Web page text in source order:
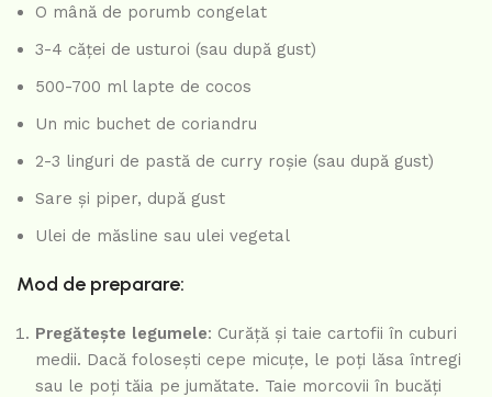
O mână de porumb congelat
3-4 căței de usturoi (sau după gust)
500-700 ml lapte de cocos
Un mic buchet de coriandru
2-3 linguri de pastă de curry roșie (sau după gust)
Sare și piper, după gust
Ulei de măsline sau ulei vegetal
Mod de preparare:
Pregătește legumele: Curăță și taie cartofii în cuburi
medii. Dacă folosești cepe micuțe, le poți lăsa întregi
sau le poți tăia pe jumătate. Taie morcovii în bucăți